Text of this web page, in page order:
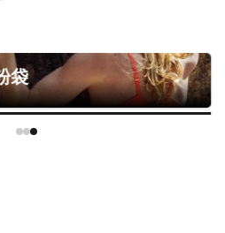
的符合条件的商品可退换货。
袋